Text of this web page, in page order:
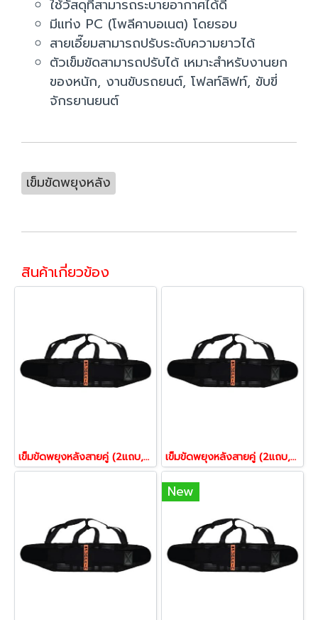
ใช้วัสดุที่สามารถระบายอากาศได้ดี
มีแท่ง PC (โพลีคาบอเนต) โดยรอบ
สายเอี๊ยมสามารถปรับระดับความยาวได้
ตัวเข็มขัดสามารถปรับได้ เหมาะสำหรับงานยก
ของหนัก, งานขับรถยนต์, โฟลท์ลิฟท์, ขับขี่
จักรยานยนต์
เข็มขัดพยุงหลัง
สินค้าเกี่ยวข้อง
เข็มขัดพยุงหลังสายคู่ (2แถบ,6แกนพลาสติก) ขนาดS เข็มขัดพยุงหลังสายคู่ (2แถบ,6แกนพลาสติก) ขนาดM
New